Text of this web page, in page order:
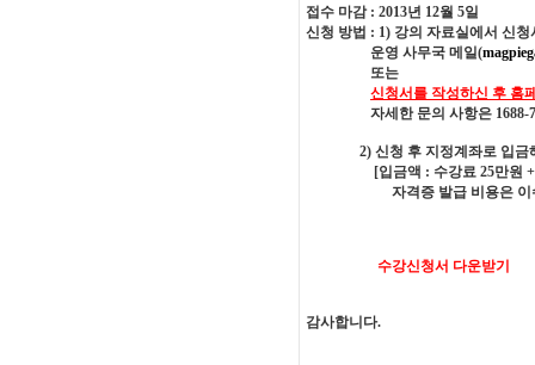
접수 마감 : 2013년 12월 5일
신청 방법 : 1) 강의 자료실에서 신
운영 사무국 메일(
또는
신청서를 작성하신 후 홈
자세한 문의 사항은 1688-
2) 신청 후 지정계좌로 입금해
[입금액 : 수강료 25만원 + 교
자격증 발급 비용은
수강신청서 다운받기
감사합니다.